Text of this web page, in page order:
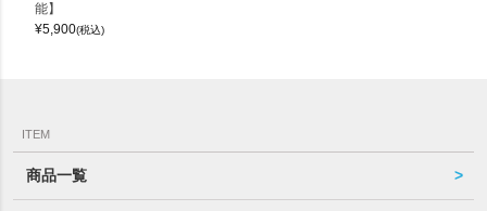
能】
¥5,900(税込)
ITEM
商品一覧